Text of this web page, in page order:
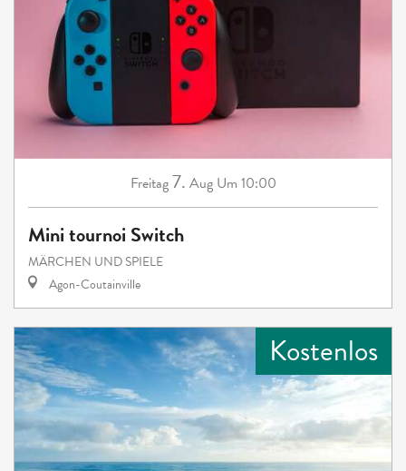
Freitag7. Aug Um 10:00
Mini tournoi Switch
MÄRCHEN UND SPIELE
Agon-Coutainville
Kostenlos